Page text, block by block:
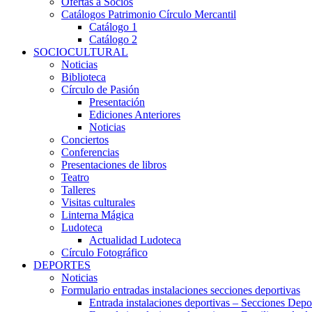
Catálogos Patrimonio Círculo Mercantil
Catálogo 1
Catálogo 2
SOCIOCULTURAL
Noticias
Biblioteca
Círculo de Pasión
Presentación
Ediciones Anteriores
Noticias
Conciertos
Conferencias
Presentaciones de libros
Teatro
Talleres
Visitas culturales
Linterna Mágica
Ludoteca
Actualidad Ludoteca
Círculo Fotográfico
DEPORTES
Noticias
Formulario entradas instalaciones secciones deportivas
Entrada instalaciones deportivas – Secciones